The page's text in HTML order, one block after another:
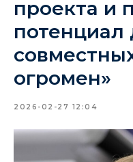
проекта и
потенциал
огромен»
2026-02-27 12:04